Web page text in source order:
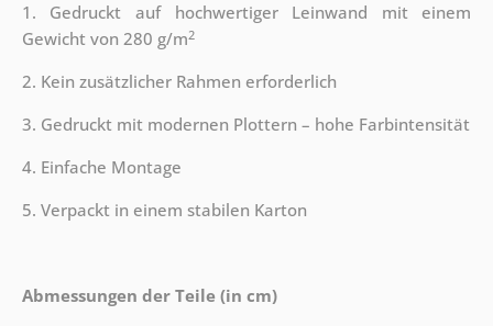
1. Gedruckt auf hochwertiger Leinwand mit einem
Gewicht von 280 g/m2
2. Kein zusätzlicher Rahmen erforderlich
3. Gedruckt mit modernen Plottern – hohe Farbintensität
4. Einfache Montage
5. Verpackt in einem stabilen Karton
Abmessungen der Teile (in cm)